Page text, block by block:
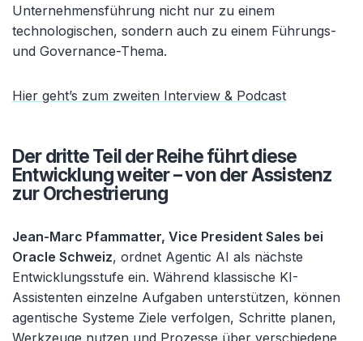
Unternehmensführung nicht nur zu einem
technologischen, sondern auch zu einem Führungs-
und Governance-Thema.
Hier geht’s zum zweiten Interview & Podcast
Der dritte Teil der Reihe führt diese
Entwicklung weiter – von der Assistenz
zur Orchestrierung
Jean-Marc Pfammatter, Vice President Sales bei
Oracle Schweiz, ordnet Agentic AI als nächste
Entwicklungsstufe ein. Während klassische KI-
Assistenten einzelne Aufgaben unterstützen, können
agentische Systeme Ziele verfolgen, Schritte planen,